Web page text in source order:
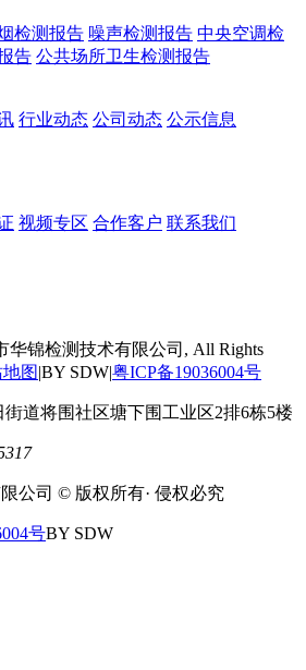
检测报告 噪声检测报告 中央空调检
告 公共场所卫生检测报告
行业动态 公司动态 公示信息
视频专区 合作客户 联系我们
华锦检测技术有限公司, All Rights
图|BY SDW|粤ICP备19036004号
道将围社区塘下围工业区2排6栋5楼
公司 © 版权所有· 侵权必究
号BY SDW